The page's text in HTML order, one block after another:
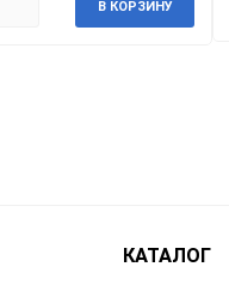
В КОРЗИНУ
КАТАЛОГ